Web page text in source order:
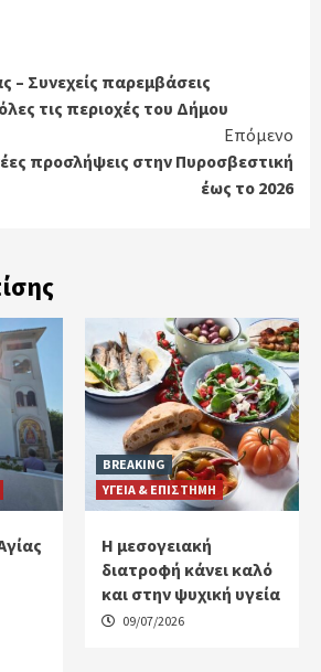
– Συνεχείς παρεμβάσεις
τις περιοχές του Δήμου
Επόμενο
προσλήψεις στην Πυροσβεστική
έως το 2026
BREAKING
ΥΓΕΙΑ & ΕΠΙΣΤΗΜΗ
H μεσογειακή
διατροφή κάνει καλό
και στην ψυχική υγεία
09/07/2026